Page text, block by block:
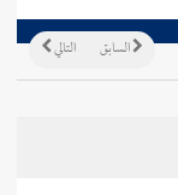
التالي السابق